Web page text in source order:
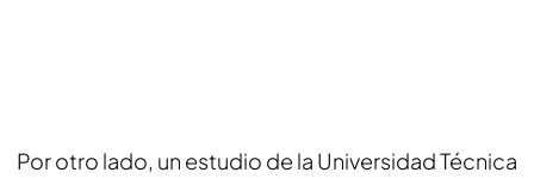
Por otro lado, un estudio de la Universidad Técnica